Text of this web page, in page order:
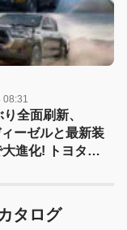
08:31
全面刷新、
ーゼルと最新装
進化! トヨタ新
底比較】
タログ